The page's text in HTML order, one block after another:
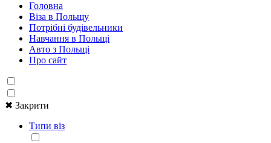
Головна
Віза в Польщу
Потрібні будівельники
Навчання в Польщі
Авто з Польщі
Про сайт
✖ Закрити
Типи віз